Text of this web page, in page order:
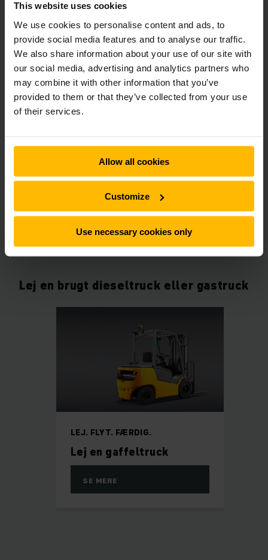
This website uses cookies
We use cookies to personalise content and ads, to
provide social media features and to analyse our traffic.
We also share information about your use of our site with
our social media, advertising and analytics partners who
may combine it with other information that you’ve
provided to them or that they’ve collected from your use
of their services.
Allow all cookies
Customize
Use necessary cookies only
FREMTIDEN ER ELEKTRISK
Hvorfor vælge en elektrisk truck?
kørte på diesel eller gas, er det nu elektriske trucks, der
Lej en brugt dieseltruck eller gastruck
LEJ. FLYT. FÆRDIG.
Lej en gaffeltruck
SE MERE